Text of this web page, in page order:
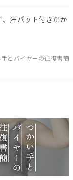
、汗パット付きだか
手とバイヤーの往復書簡